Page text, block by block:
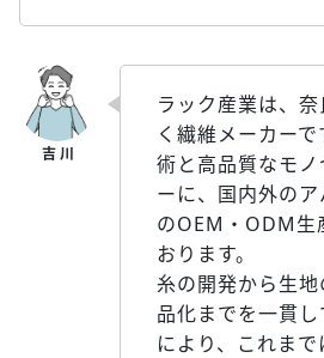
ラック産業は、
く繊維メーカー
術と高品質なモ
ーに、国内外の
のOEM・ODM生
おります。
糸の開発から生
品化までを一貫
により、これま